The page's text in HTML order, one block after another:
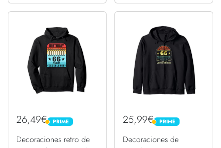
26,49€ PRIME
PRIME
Decoraciones retro de
25,99€ PRIME
PRIME
Decoraciones de